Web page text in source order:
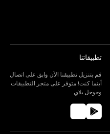
تطبيقاتنا
قم بتنزيل تطبيقنا الآن وابق على اتصال
أينما كنت! متوفر على متجر التطبيقات
وجوجل بلاي.